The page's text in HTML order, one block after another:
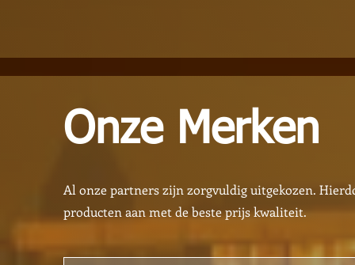
Onze Merken
Al onze partners zijn zorgvuldig uitgekozen.
producten aan met de beste prijs kwaliteit.